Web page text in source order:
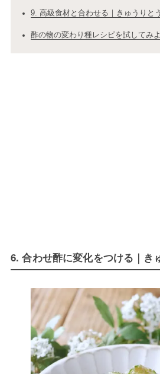
9. 高級食材と合わせる｜きゅうりと
酢の物の変わり種レシピを試してみ
6. 合わせ酢に変化をつける｜き